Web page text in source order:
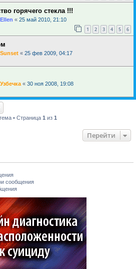
горячего стекла !!!
Ellen « 25 май 2010, 21:10
1 2 3 4 5 6
Sunset « 25 фев 2009, 04:17
Узбечка « 30 ноя 2008, 19:08
• Страница 1 из 1
Перейти
сообщения